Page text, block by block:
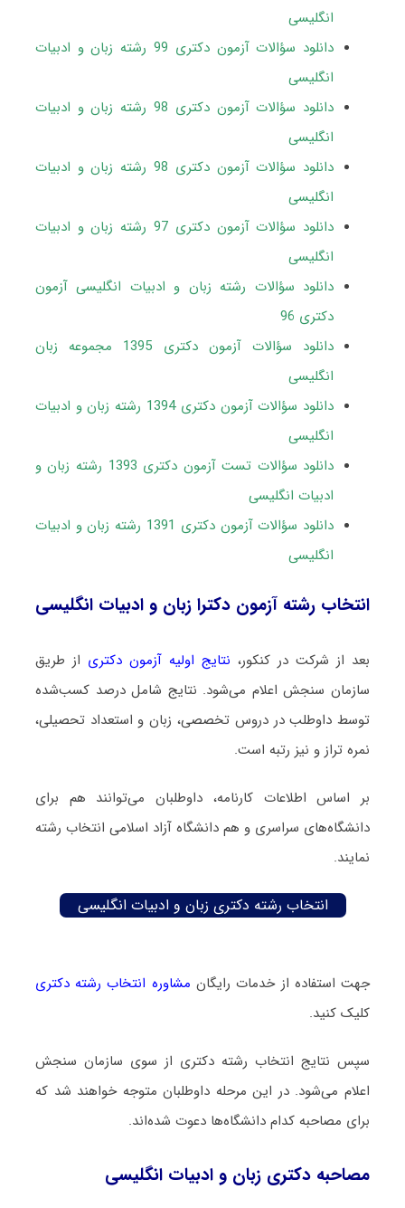
انگلیسی
دانلود سؤالات آزمون دکتری 99 رشته زبان و ادبیات
انگلیسی
دانلود سؤالات آزمون دکتری 98 رشته زبان و ادبیات
انگلیسی
دانلود سؤالات آزمون دکتری 98 رشته زبان و ادبیات
انگلیسی
دانلود سؤالات آزمون دکتری 97 رشته زبان و ادبیات
انگلیسی
دانلود سؤالات رشته زبان و ادبیات انگلیسی آزمون
دکتری 96
دانلود سؤالات آزمون دکتری 1395 مجموعه زبان
انگلیسی
دانلود سؤالات آزمون دکتری 1394 رشته زبان و ادبیات
انگلیسی
دانلود سؤالات تست آزمون دکتری 1393 رشته زبان و
ادبیات انگلیسی
دانلود سؤالات آزمون دکتری 1391 رشته زبان و ادبیات
انگلیسی
انتخاب رشته آزمون دکترا زبان و ادبیات انگلیسی
بعد از شرکت در کنکور، نتایج اولیه آزمون دکتری از طریق
سازمان سنجش اعلام می‌شود. نتایج شامل درصد کسب‌شده
توسط داوطلب در دروس تخصصی، زبان و استعداد تحصیلی،
نمره تراز و نیز رتبه است.
بر اساس اطلاعات کارنامه، داوطلبان می‌توانند هم برای
دانشگاه‌های سراسری و هم دانشگاه آزاد اسلامی انتخاب رشته
نمایند.
انتخاب رشته دکتری زبان و ادبیات انگلیسی
جهت استفاده از خدمات رایگان مشاوره انتخاب رشته دکتری
کلیک کنید.
سپس نتایج انتخاب رشته دکتری از سوی سازمان سنجش
اعلام می‌شود. در این مرحله داوطلبان متوجه خواهند شد که
برای مصاحبه کدام دانشگاه‌ها دعوت شده‌اند.
مصاحبه دکتری زبان و ادبیات انگلیسی